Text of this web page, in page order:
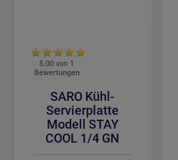
5.00 von 1
Bewertungen
SARO Kühl-
Servierplatte
Modell STAY
COOL 1/4 GN